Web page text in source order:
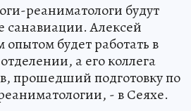
реаниматологи будут
санавиации. Алексей
опытом будет работать в
а его коллега
прошедший подготовку по
- в Сеяхе.